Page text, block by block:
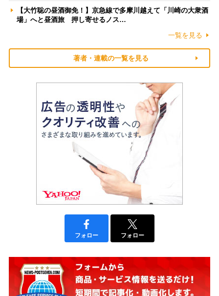
【大竹聡の昼酒御免！】京急線で多摩川越えて「川崎の大衆酒
場」へと昼酒旅 押し寄せるノス…
一覧を見る
著者・連載の一覧を見る
フォロー フォロー